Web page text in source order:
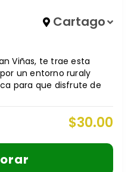
Cartago
Viñas, te trae esta
un entorno ruraly
para que disfrute de
$30.00